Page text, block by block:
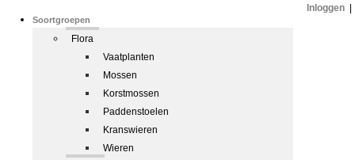
Soortgroepen
Flora
Vaatplanten
Mossen
Korstmossen
Paddenstoelen
Kranswieren
Wieren
Inloggen